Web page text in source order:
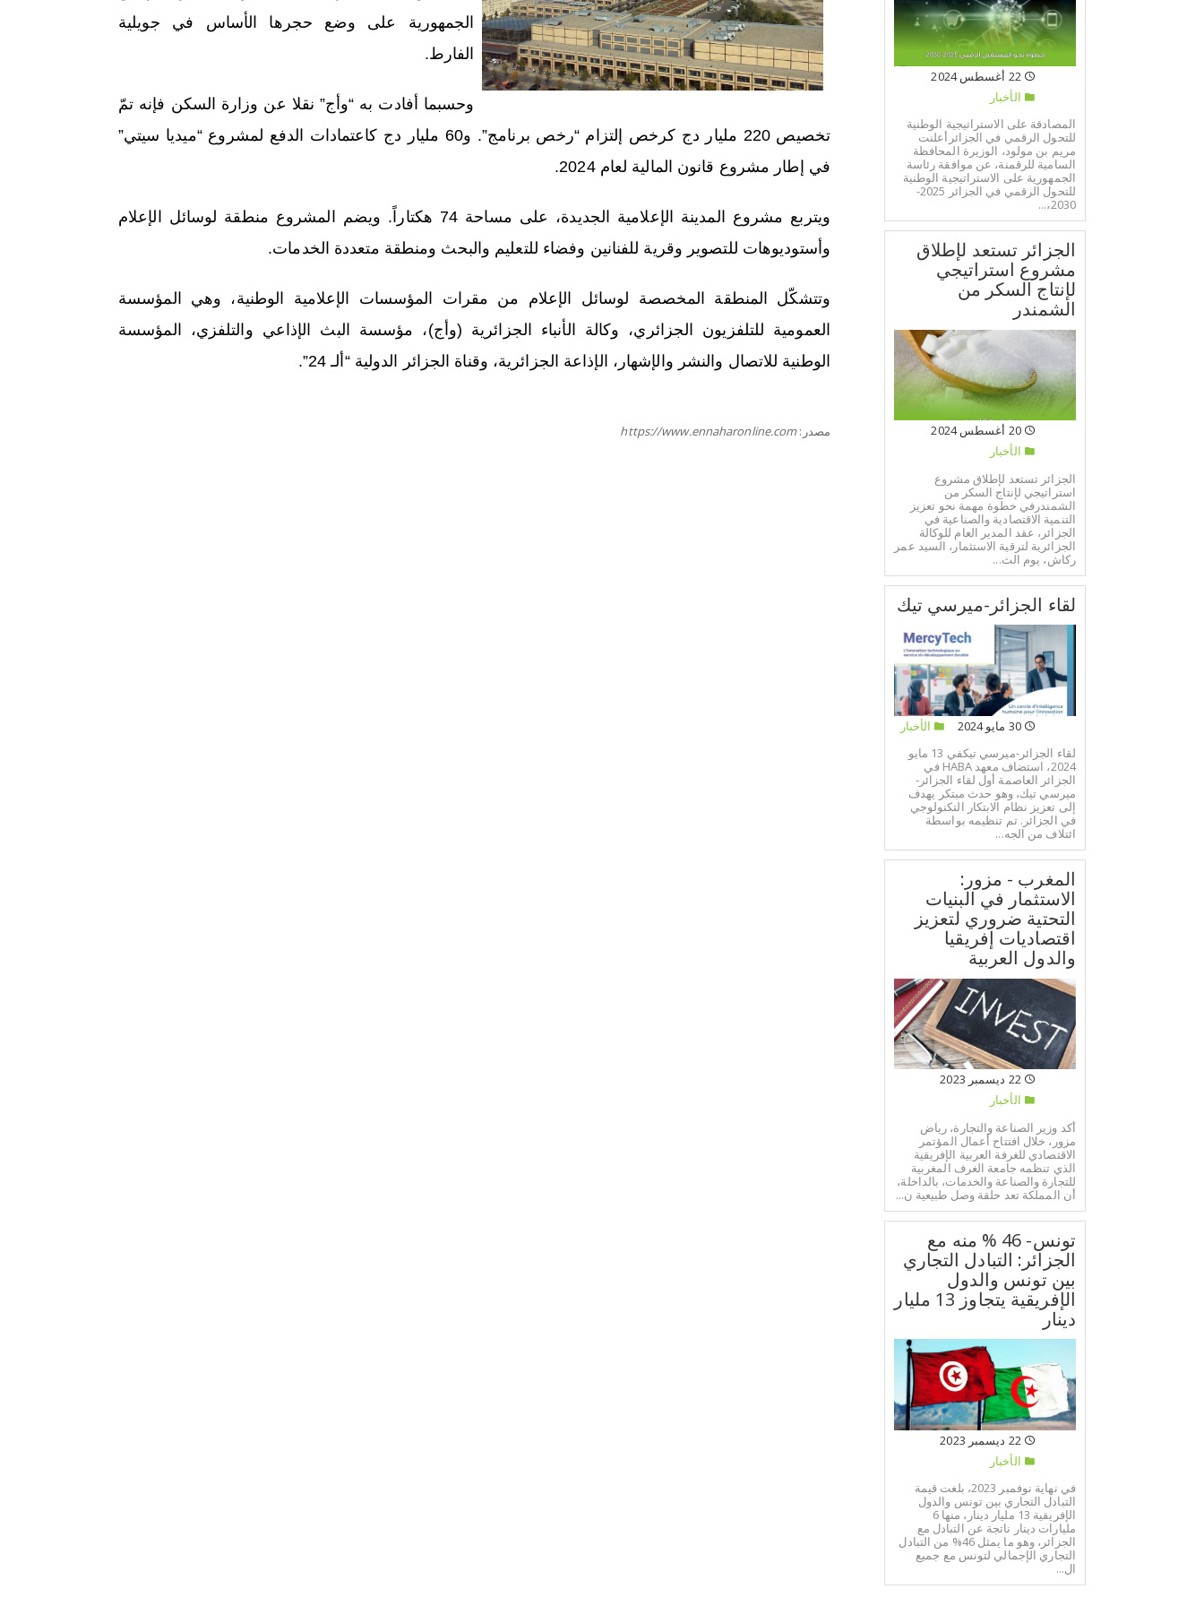
الجمهورية على وضع حجرها الأساس في جويلية
الفارط.
وحسبما أفادت به “وأج” نقلا عن وزارة السكن فإنه تمّ
تخصيص 220 مليار دج كرخص إلتزام “رخص برنامج”. و60 مليار دج كاعتمادات الدفع لمشروع “ميديا سيتي”
في إطار مشروع قانون المالية لعام 2024.
ويتربع مشروع المدينة الإعلامية الجديدة، على مساحة 74 هكتاراً. ويضم المشروع منطقة لوسائل الإعلام
وأستوديوهات للتصوير وقرية للفنانين وفضاء للتعليم والبحث ومنطقة متعددة الخدمات.
وتتشكّل المنطقة المخصصة لوسائل الإعلام من مقرات المؤسسات الإعلامية الوطنية، وهي المؤسسة
العمومية للتلفزيون الجزائري، وكالة الأنباء الجزائرية (وأج)، مؤسسة البث الإذاعي والتلفزي، المؤسسة
الوطنية للاتصال والنشر والإشهار، الإذاعة الجزائرية، وقناة الجزائر الدولية “ألـ 24”.
مصدر:https://www.ennaharonline.com
22 أغسطس 2024
الأخبار
المصادقة على الاستراتيجية الوطنية
للتحول الرقمي في الجزائرأعلنت
مريم بن مولود، الوزيرة المحافظة
السامية للرقمنة، عن موافقة رئاسة
الجمهورية على الاستراتيجية الوطنية
للتحول الرقمي في الجزائر 2025-
2030،...
الجزائر تستعد لإطلاق
مشروع استراتيجي
لإنتاج السكر من
الشمندر
20 أغسطس 2024
الأخبار
الجزائر تستعد لإطلاق مشروع
استراتيجي لإنتاج السكر من
الشمندرفي خطوة مهمة نحو تعزيز
التنمية الاقتصادية والصناعية في
الجزائر، عقد المدير العام للوكالة
الجزائرية لترقية الاستثمار، السيد عمر
ركاش، يوم الث...
لقاء الجزائر-ميرسي تيك
30 مايو 2024
الأخبار
لقاء الجزائر-ميرسي تيكفي 13 مايو
2024، استضاف معهد HABA في
الجزائر العاصمة أول لقاء الجزائر-
ميرسي تيك، وهو حدث مبتكر يهدف
إلى تعزيز نظام الابتكار التكنولوجي
في الجزائر. تم تنظيمه بواسطة
ائتلاف من الجه...
المغرب - مزور:
الاستثمار في البنيات
التحتية ضروري لتعزيز
اقتصاديات إفريقيا
والدول العربية
22 ديسمبر 2023
الأخبار
أكد وزير الصناعة والتجارة، رياض
مزور، خلال افتتاح أعمال المؤتمر
الاقتصادي للغرفة العربية الإفريقية
الذي تنظمه جامعة الغرف المغربية
للتجارة والصناعة والخدمات، بالداخلة،
أن المملكة تعد حلقة وصل طبيعية ن...
تونس- 46 % منه مع
الجزائر: التبادل التجاري
بين تونس والدول
الإفريقية يتجاوز 13 مليار
دينار
22 ديسمبر 2023
الأخبار
في نهاية نوفمبر 2023، بلغت قيمة
التبادل التجاري بين تونس والدول
الإفريقية 13 مليار دينار، منها 6
مليارات دينار ناتجة عن التبادل مع
الجزائر، وهو ما يمثل 46% من التبادل
التجاري الإجمالي لتونس مع جميع
ال...